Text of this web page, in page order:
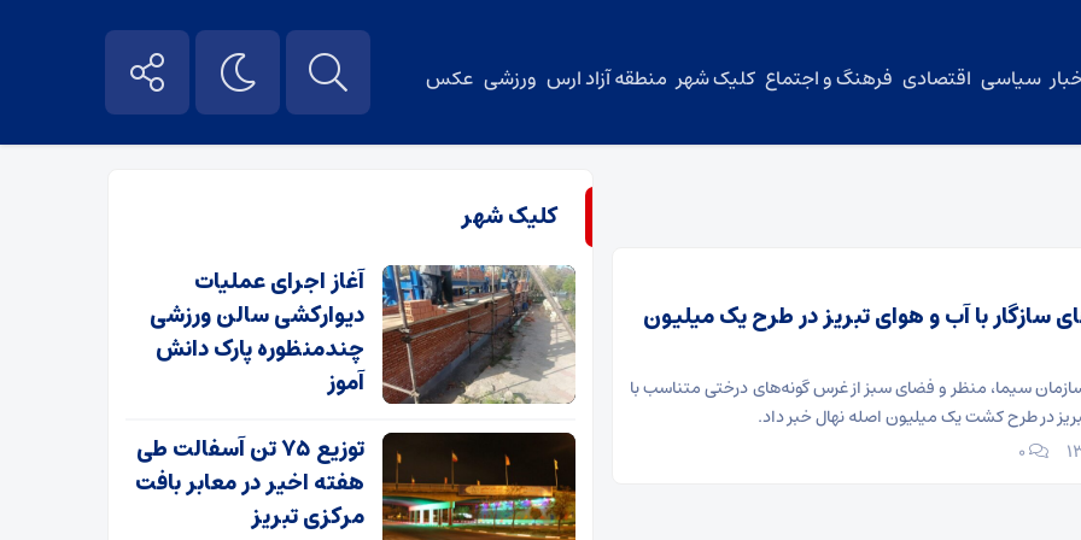
سیاسی اقتصادی فرهنگ و اجتماع کلیک شهر منطقه آزاد ارس ورزشی عکس
سازگار با آب و هوای تبریز در طرح یک میلیون
سیما، منظر و فضای سبز از غرس گونه‌های درختی متناسب با
در طرح کشت یک میلیون اصله نهال خبر داد.
۰
کلیک شهر
آغاز اجرای عملیات
دیوارکشی سالن ورزشی
چندمنظوره پارک دانش
آموز
توزیع ۷۵ تن آسفالت طی
هفته اخیر در معابر بافت
مرکزی تبریز